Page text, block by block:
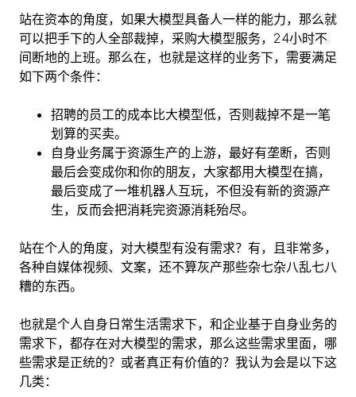
站在资本的角度，如果大模型具备人一样的能力，那么就
可以把手下的人全部裁掉，采购大模型服务，24小时不
间断地的上班。那么在，也就是这样的业务下，需要满足
如下两个条件：
招聘的员工的成本比大模型低，否则裁掉不是一笔
划算的买卖。
自身业务属于资源生产的上游，最好有垄断，否则
最后会变成你和你的朋友，大家都用大模型在搞，
最后变成了一堆机器人互玩，不但没有新的资源产
生，反而会把消耗完资源消耗殆尽。
站在个人的角度，对大模型有没有需求？有，且非常多，
各种自媒体视频、文案，还不算灰产那些杂七杂八乱七八
糟的东西。
也就是个人自身日常生活需求下，和企业基于自身业务的
需求下，都存在对大模型的需求，那么这些需求里面，哪
些需求是正统的？或者真正有价值的？我认为会是以下这
几类：